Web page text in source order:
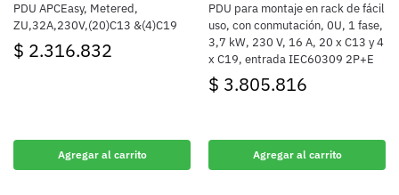
PDU APCEasy, Metered,
ZU,32A,230V,(20)C13 &(4)C19
$ 2.316.832
Agregar al carrito
PDU para montaje en rack de fácil
uso, con conmutación, 0U, 1 fase,
3,7 kW, 230 V, 16 A, 20 x C13 y 4
x C19, entrada IEC60309 2P+E
$ 3.805.816
Agregar al carrito